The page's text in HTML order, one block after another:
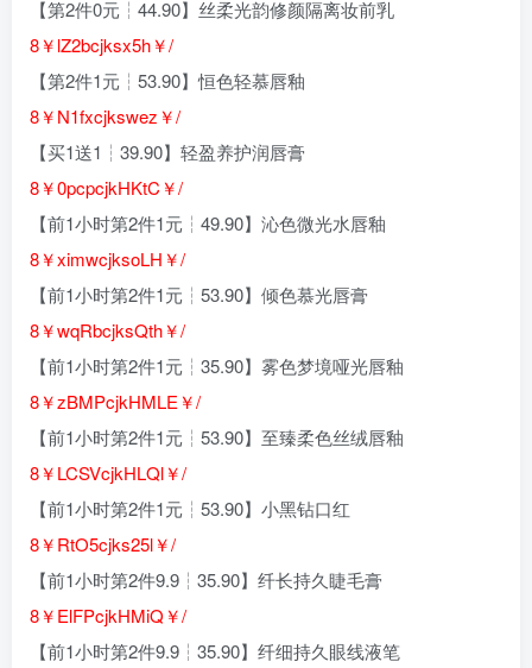
【第2件0元┆44.90】丝柔光韵修颜隔离妆前乳
8￥lZ2bcjksx5h￥/
【第2件1元┆53.90】恒色轻慕唇釉
8￥N1fxcjkswez￥/
【买1送1┆39.90】轻盈养护润唇膏
8￥0pcpcjkHKtC￥/
【前1小时第2件1元┆49.90】沁色微光水唇釉
8￥ximwcjksoLH￥/
【前1小时第2件1元┆53.90】倾色慕光唇膏
8￥wqRbcjksQth￥/
【前1小时第2件1元┆35.90】雾色梦境哑光唇釉
8￥zBMPcjkHMLE￥/
【前1小时第2件1元┆53.90】至臻柔色丝绒唇釉
8￥LCSVcjkHLQl￥/
【前1小时第2件1元┆53.90】小黑钻口红
8￥RtO5cjks25l￥/
【前1小时第2件9.9┆35.90】纤长持久睫毛膏
8￥ElFPcjkHMiQ￥/
【前1小时第2件9.9┆35.90】纤细持久眼线液笔